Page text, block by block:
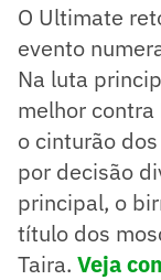
O Ultimate
evento
Na luta
melhor
o cinturão
por decisão
principal, o
título dos
Taira. Veja